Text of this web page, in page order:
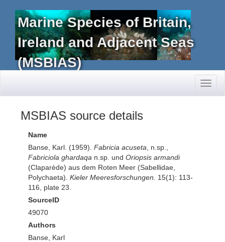
Marine Species of Britain,
Ireland and Adjacent Seas
(MSBIAS)
MSBIAS source details
Name
Banse, Karl. (1959). Fabricia acuseta , n.sp.,
Fabriciola ghardaqa n.sp. und Oriopsis armandi
(Claparède) aus dem Roten Meer (Sabellidae,
Polychaeta). Kieler Meeresforschungen.
15(1): 113-
116, plate 23.
SourceID
49070
Authors
Banse, Karl